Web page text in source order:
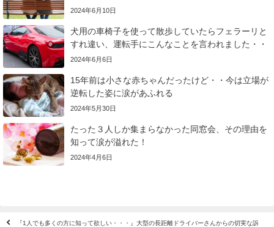
2024年6月10日
犬用の車椅子を使って散歩していたらフェラーリと
すれ違い、運転手にこんなことを言われました・・
2024年6月6日
15年前は小さな赤ちゃんだったけど・・今は立場が
逆転した姿に涙があふれる
2024年5月30日
たった３人しか集まらなかった同窓会、その理由を
知って涙が溢れた！
2024年4月6日
『1人でも多くの方に知って欲しい・・・』大型の長距離ドライバーさんからの切実な訴